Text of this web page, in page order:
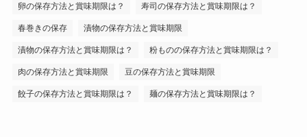
卵の保存方法と賞味期限は？ 寿司の保存方法と賞味期限は？
春巻きの保存 漬物の保存方法と賞味期限
漬物の保存方法と賞味期限は？ 粉ものの保存方法と賞味期限は？
肉の保存方法と賞味期限 豆の保存方法と賞味期限
餃子の保存方法と賞味期限は？ 麺の保存方法と賞味期限は？